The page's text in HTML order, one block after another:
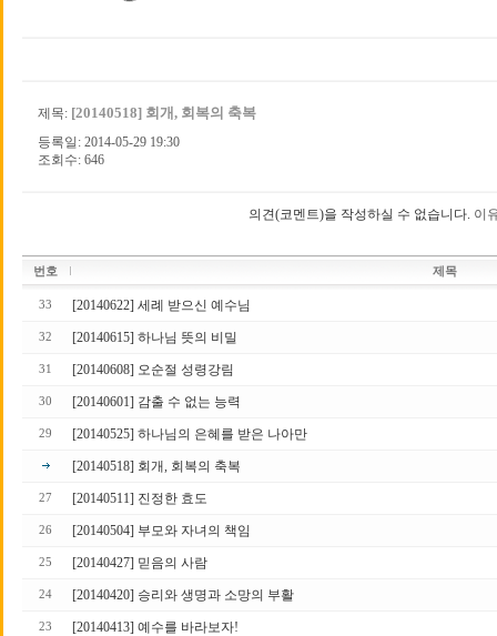
제목: [20140518] 회개, 회복의 축복
등록일: 2014-05-29 19:30
조회수: 646
의견(코멘트)을 작성하실 수 없습니다. 이
번호 제목
33 [20140622] 세례 받으신 예수님
32 [20140615] 하나님 뜻의 비밀
31 [20140608] 오순절 성령강림
30 [20140601] 감출 수 없는 능력
29 [20140525] 하나님의 은혜를 받은 나아만
[20140518] 회개, 회복의 축복
27 [20140511] 진정한 효도
26 [20140504] 부모와 자녀의 책임
25 [20140427] 믿음의 사람
24 [20140420] 승리와 생명과 소망의 부활
23 [20140413] 예수를 바라보자!